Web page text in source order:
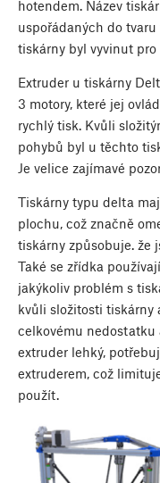
hotendem. Název
uspořádaných do
tiskárny byl vyvinut pro
Extruder u tiskárny
3 motory, které jej
rychlý tisk. Kvůli
pohybů byl u těchto
Je velice zajímavé
Tiskárny typu delta
plochu, což značně
tiskárny způsobuje. že
Také se zřídka
jakýkoliv problém s
kvůli složitosti tiskárny
celkovému
extruder lehký,
extruderem, což
použít.